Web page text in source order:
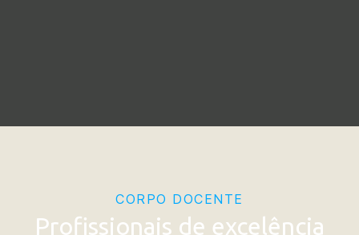
CORPO DOCENTE
Profissionais de excelência